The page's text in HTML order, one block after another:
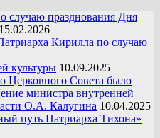
случаю празднования Дня
15.02.2026
Кирилла по случаю
культуры 10.09.2025
Церковного Совета было
министра внутренней
О.А. Калугина 10.04.2025
путь Патриарха Тихона»